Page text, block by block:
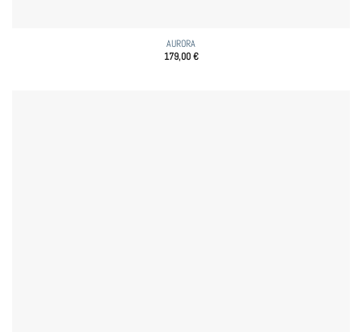
AURORA
179,00€